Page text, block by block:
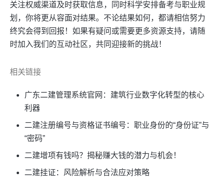
关注权威渠道及时获取信息，同时科学安排备考与职业规
划，你将更从容面对结果。不论结果如何，都请相信努力
终究会得到回报！如果有疑问或需要更多资源支持，请随
时加入我们的互动社区，共同迎接新的挑战！
相关链接
广东二建管理系统官网：建筑行业数字化转型的核心
利器
二建注册编号与资格证书编号：职业身份的“身份证”与
“密码”
二建增项有钱吗？揭秘赚大钱的潜力与机会！
二建挂证：风险解析与合法应对策略